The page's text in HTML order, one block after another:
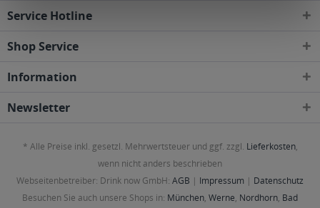
Service Hotline
Shop Service
Information
Newsletter
* Alle Preise inkl. gesetzl. Mehrwertsteuer und ggf. zzgl. Lieferkosten,
wenn nicht anders beschrieben
Webseitenbetreiber: Drink now GmbH: AGB | Impressum | Datenschutz
Besuchen Sie auch unsere Shops in: München, Werne, Nordhorn, Bad